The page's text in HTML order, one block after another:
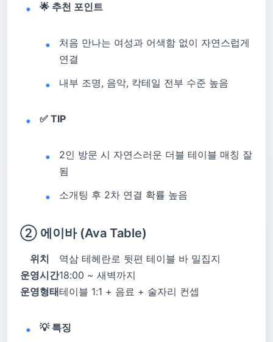
🌟 추천 포인트
처음 만나는 여성과 어색함 없이 자연스럽게
연결
내부 조명, 음악, 칵테일 전부 수준 높음
✅ TIP
2인 방문 시 자연스러운 더블 테이블 매칭 잘
됨
소개팅 후 2차 연결 확률 높음
② 에이바 (Ava Table)
위치
역삼 테헤란로 뒷편 테이블 바 밀집지
운영시간18:00 ~ 새벽까지
운영형태테이블 1:1 + 음료 + 술자리 컨셉
💡 특징